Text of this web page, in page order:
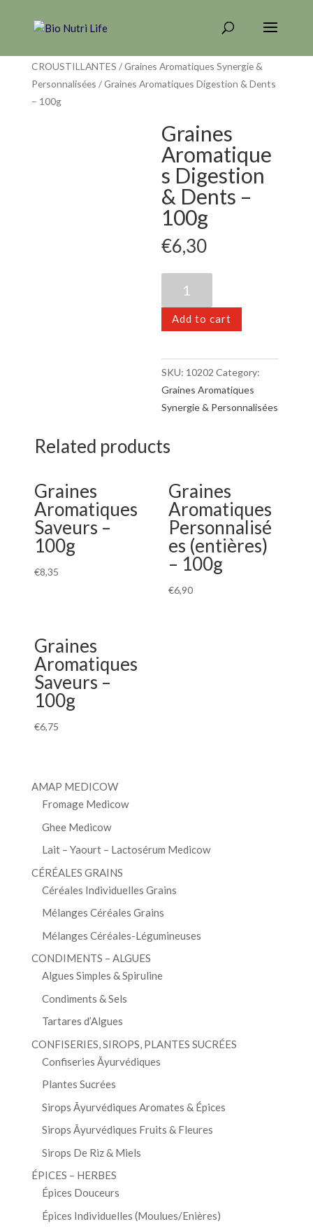
CROUSTILLANTES /Graines Aromatiques Synergie &
Personnalisées / Graines Aromatiques Digestion & Dents
– 100g
Graines
Aromatique
s Digestion
& Dents –
100g
€6,30
Aromatiques
Digestion
&
-
100g
quantity
Add to cart
SKU: 10202 Category:
Graines Aromatiques
Synergie & Personnalisées
Related products
Graines
Aromatiques
Saveurs –
100g
€8,35
Graines
Aromatiques
Personnalisé
es (entières)
– 100g
€6,90
Graines
Aromatiques
Saveurs –
100g
€6,75
AMAP MEDICOW
Fromage Medicow
Ghee Medicow
Lait – Yaourt – Lactosérum Medicow
CÉRÉALES GRAINS
Céréales Individuelles Grains
Mélanges Céréales Grains
Mélanges Céréales-Légumineuses
CONDIMENTS – ALGUES
Algues Simples & Spiruline
Condiments & Sels
Tartares d’Algues
CONFISERIES, SIROPS, PLANTES SUCRÉES
Confiseries Āyurvédiques
Plantes Sucrées
Sirops Āyurvédiques Aromates & Épices
Sirops Āyurvédiques Fruits & Fleures
Sirops De Riz & Miels
ÉPICES – HERBES
Épices Douceurs
Épices Individuelles (Moulues/Enières)